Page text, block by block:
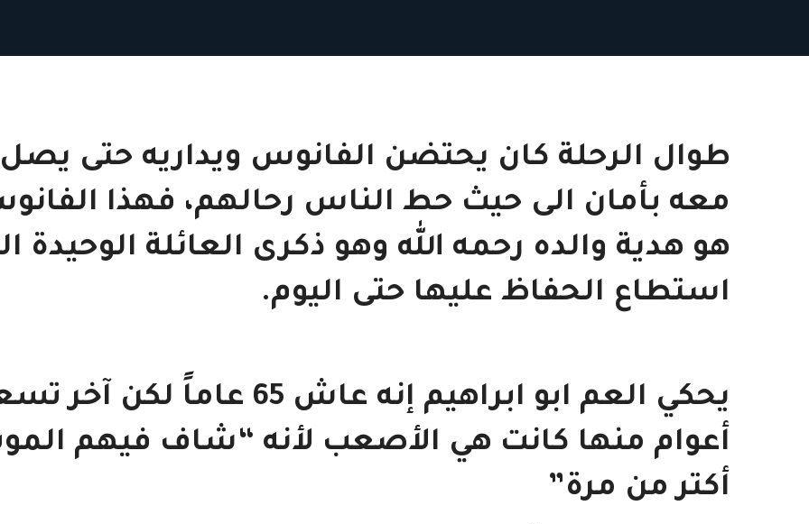
طوال الرحلة كان يحتضن الفانوس ويداريه حتى يصل
معه بأمان الى حيث حط الناس رحالهم، فهذا
هو هدية والده رحمه الله وهو ذكرى العائلة الوحيدة
استطاع الحفاظ عليها حتى اليوم.
يحكي العم ابو ابراهيم إنه عاش 65 عاماً لكن
أعوام منها كانت هي الأصعب لأنه “شاف فيهم
أكتر من مرة”